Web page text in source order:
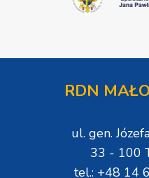
RDN
ul. gen.
33 - 100
tel.: +48 14